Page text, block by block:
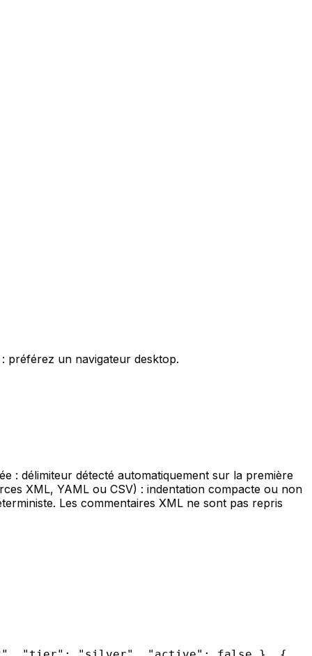
préférez un navigateur desktop.
: délimiteur détecté automatiquement sur la première
XML, YAML ou CSV) : indentation compacte ou non
Les commentaires XML ne sont pas repris